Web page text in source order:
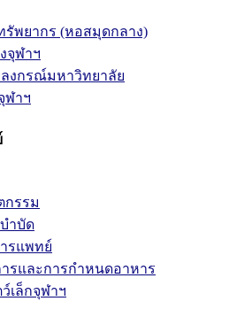
รัพยากร (หอสมุดกลาง)
จุฬาฯ
งกรณ์มหาวิทยาลัย
ฬาฯ
กรรม
ำบัด
รแพทย์
รและการกำหนดอาหาร
เล็กจุฬาฯ